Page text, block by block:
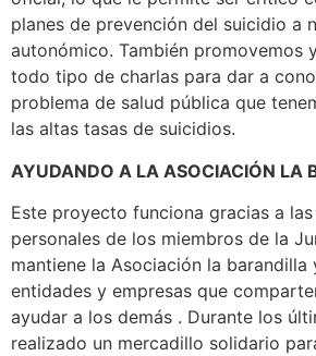
planes de prevención del suicidio a
autonómico. También promovemos
todo tipo de charlas para dar a
problema de salud pública que
las altas tasas de suicidios.
AYUDANDO A LA ASOCIACIÓN LA
Este proyecto funciona gracias a
personales de los miembros de la
mantiene la Asociación la
entidades y empresas que
ayudar a los demás . Durante los
realizado un mercadillo solidario